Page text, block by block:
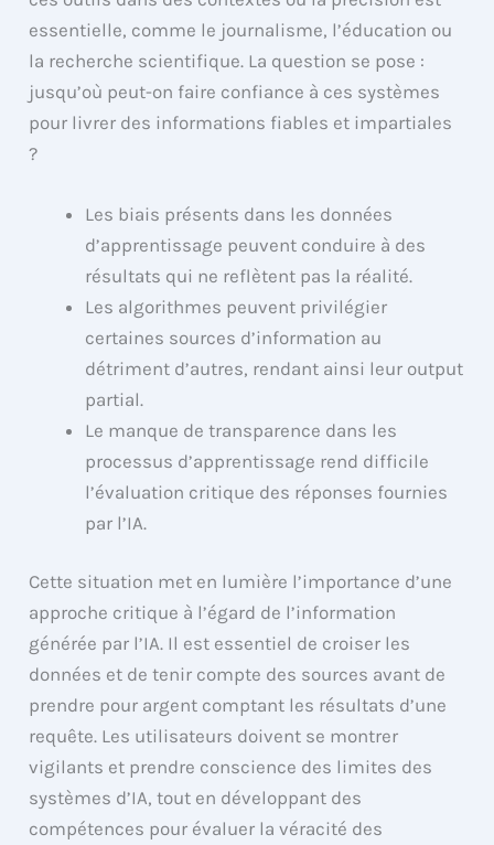
essentielle, comme le journalisme, l’éducation ou
la recherche scientifique. La question se pose :
jusqu’où peut-on faire confiance à ces systèmes
pour livrer des informations fiables et impartiales
?
Les biais présents dans les données
d’apprentissage peuvent conduire à des
résultats qui ne reflètent pas la réalité.
Les algorithmes peuvent privilégier
certaines sources d’information au
détriment d’autres, rendant ainsi leur output
partial.
Le manque de transparence dans les
processus d’apprentissage rend difficile
l’évaluation critique des réponses fournies
par l’IA.
Cette situation met en lumière l’importance d’une
approche critique à l’égard de l’information
générée par l’IA. Il est essentiel de croiser les
données et de tenir compte des sources avant de
prendre pour argent comptant les résultats d’une
requête. Les utilisateurs doivent se montrer
vigilants et prendre conscience des limites des
systèmes d’IA, tout en développant des
compétences pour évaluer la véracité des